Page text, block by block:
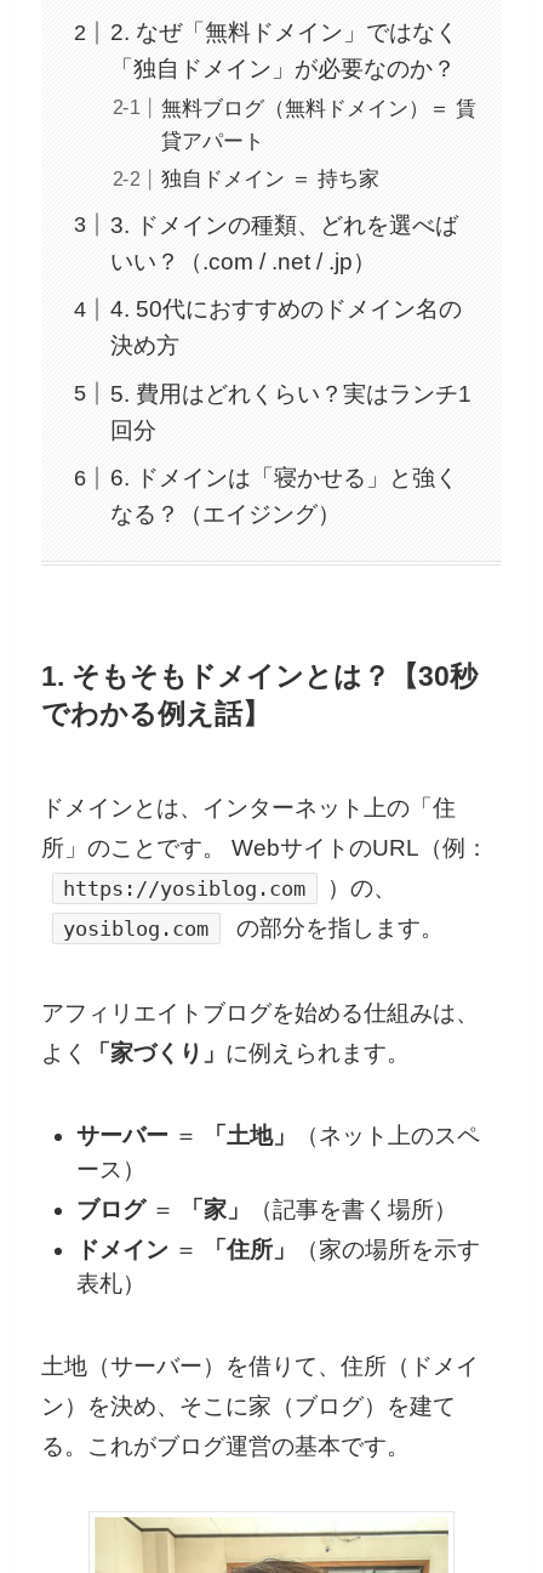
2. なぜ「無料ドメイン」ではなく
「独自ドメイン」が必要なのか？
無料ブログ（無料ドメイン）＝ 賃
貸アパート
独自ドメイン ＝ 持ち家
3. ドメインの種類、どれを選べば
いい？（.com / .net / .jp）
4. 50代におすすめのドメイン名の
決め方
5. 費用はどれくらい？実はランチ1
回分
6. ドメインは「寝かせる」と強く
なる？（エイジング）
1. そもそもドメインとは？【30秒
でわかる例え話】
ドメインとは、インターネット上の「住
所」のことです。 WebサイトのURL（例：
https://yosiblog.com ）の、
yosiblog.com の部分を指します。
アフィリエイトブログを始める仕組みは、
よく
「家づくり」 に例えられます。
サーバー ＝ 「土地」
（ネット上のスペ
ース）
ブログ＝ 「家」
（記事を書く場所）
ドメイン ＝ 「住所」
（家の場所を示す
表札）
土地（サーバー）を借りて、住所（ドメイ
ン）を決め、そこに家（ブログ）を建て
る。これがブログ運営の基本です。